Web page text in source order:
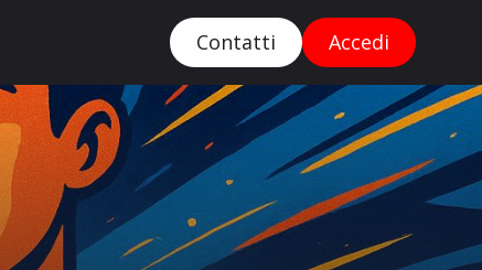
Contatti Accedi